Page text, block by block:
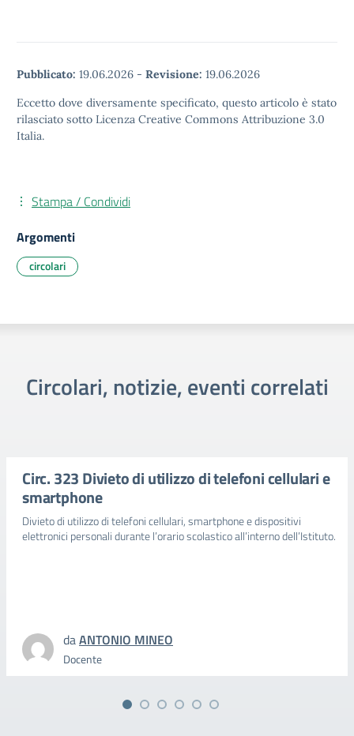
Pubblicato: 19.06.2026 - Revisione: 19.06.2026
Eccetto dove diversamente specificato, questo articolo è stato
rilasciato sotto Licenza Creative Commons Attribuzione 3.0
Italia.
Stampa / Condividi
Argomenti
circolari
Circolari, notizie, eventi correlati
Circ. 323 Divieto di utilizzo di telefoni cellulari e
smartphone
Divieto di utilizzo di telefoni cellulari, smartphone e dispositivi
elettronici personali durante l’orario scolastico all’interno dell’Istituto.
daANTONIO MINEO
Docente